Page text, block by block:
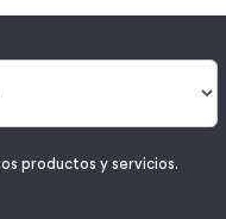
productos y servicios.